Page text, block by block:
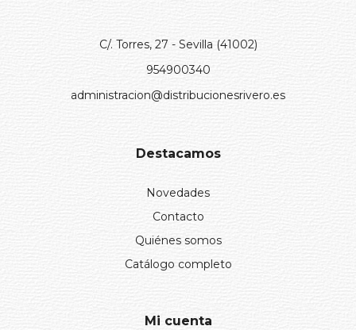
C/. Torres, 27 - Sevilla (41002)
954900340
administracion@distribucionesrivero.es
Destacamos
Novedades
Contacto
Quiénes somos
Catálogo completo
Mi cuenta